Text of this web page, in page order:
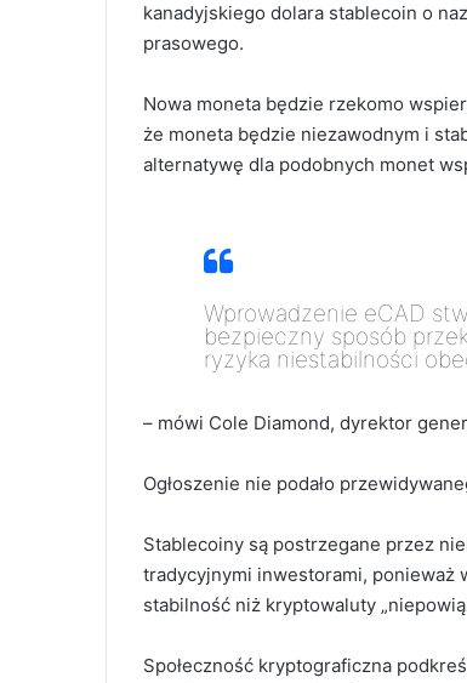
kanadyjskiego dolara stablecoin o
prasowego.
Nowa moneta będzie rzekomo
że moneta będzie niezawodnym i
alternatywę dla podobnych monet
Wprowadzenie eCAD
bezpieczny sposób
ryzyka niestabilności
– mówi Cole Diamond, dyrektor
Ogłoszenie nie podało
Stablecoiny są postrzegane przez
tradycyjnymi inwestorami, ponieważ
stabilność niż kryptowaluty
Społeczność kryptograficzna